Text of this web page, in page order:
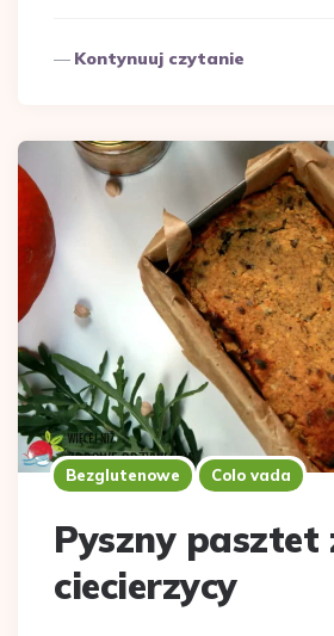
Kontynuuj czytanie
Bezglutenowe Colo vada
Pyszny pasztet
ciecierzycy